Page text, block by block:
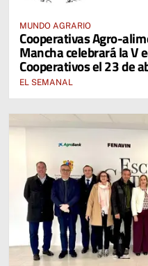
MUNDO AGRARIO
Cooperativas Agro-
Mancha celebrará la V
Cooperativos el 23 de
EL SEMANAL